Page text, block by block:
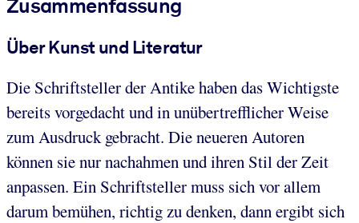
Zusammenfassung
Über Kunst und Literatur
Die Schriftsteller der Antike haben das Wichtigste
bereits vorgedacht und in unübertrefflicher Weise
zum Ausdruck gebracht. Die neueren Autoren
können sie nur nachahmen und ihren Stil der Zeit
anpassen. Ein Schriftsteller muss sich vor allem
darum bemühen, richtig zu denken, dann ergibt sich